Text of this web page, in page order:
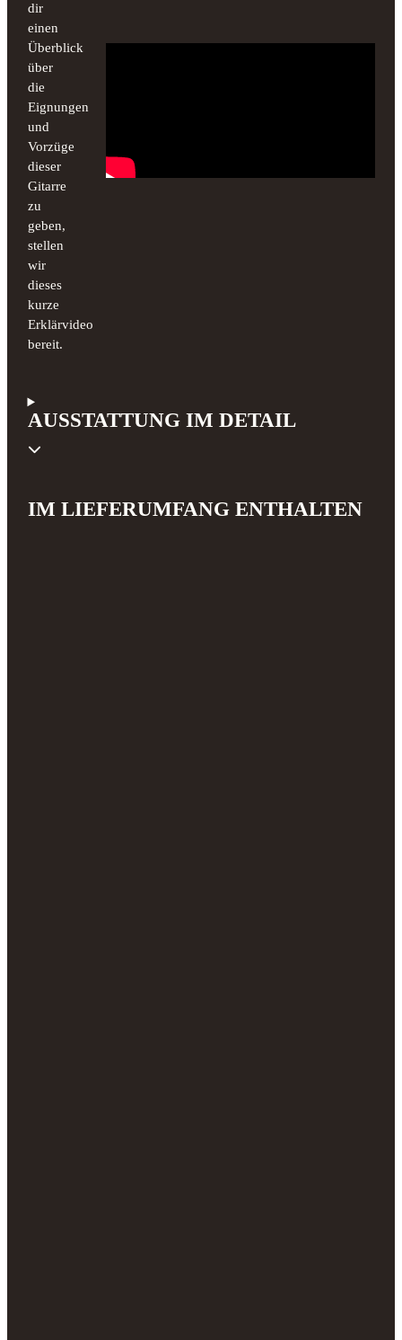
dir
einen
Überblick
über
die
Eignungen
und
Vorzüge
dieser
Gitarre
zu
geben,
stellen
wir
dieses
kurze
Erklärvideo
bereit.
AUSSTATTUNG IM DETAIL
IM LIEFERUMFANG ENTHALTEN